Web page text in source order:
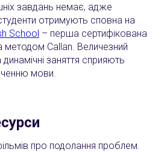
завдань немає, адже
отримують сповна на
School – перша сертифікована
методом Callan. Величезний
заняття сприяють
мови.
про подолання проблем.